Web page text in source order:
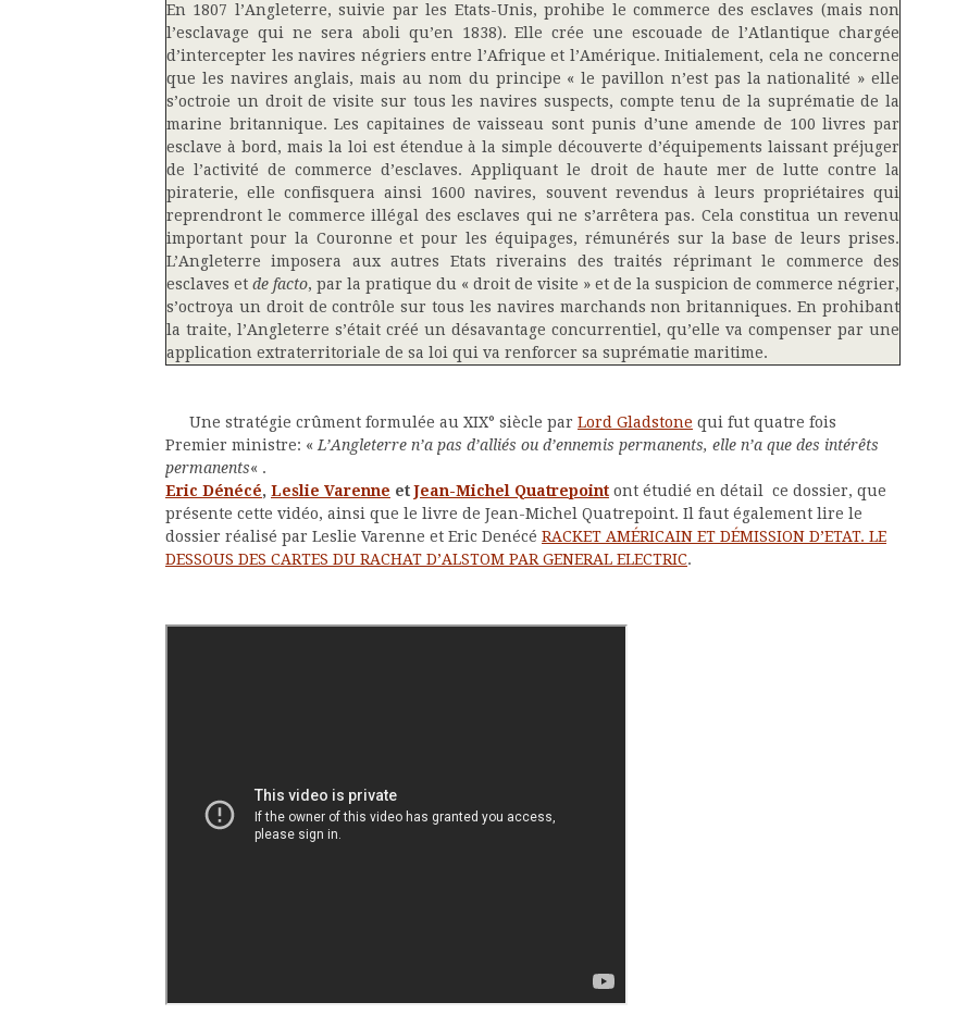
En 1807 l’Angleterre, suivie par les Etats-Unis, prohibe le commerce des esclaves (mais non
l’esclavage qui ne sera aboli qu’en 1838). Elle crée une escouade de l’Atlantique chargée
d’intercepter les navires négriers entre l’Afrique et l’Amérique. Initialement, cela ne concerne
que les navires anglais, mais au nom du principe « le pavillon n’est pas la nationalité » elle
s’octroie un droit de visite sur tous les navires suspects, compte tenu de la suprématie de la
marine britannique. Les capitaines de vaisseau sont punis d’une amende de 100 livres par
esclave à bord, mais la loi est étendue à la simple découverte d’équipements laissant préjuger
de l’activité de commerce d’esclaves. Appliquant le droit de haute mer de lutte contre la
piraterie, elle confisquera ainsi 1600 navires, souvent revendus à leurs propriétaires qui
reprendront le commerce illégal des esclaves qui ne s’arrêtera pas. Cela constitua un revenu
important pour la Couronne et pour les équipages, rémunérés sur la base de leurs prises.
L’Angleterre imposera aux autres Etats riverains des traités réprimant le commerce des
esclaves et de facto, par la pratique du « droit de visite » et de la suspicion de commerce négrier,
s’octroya un droit de contrôle sur tous les navires marchands non britanniques. En prohibant
la traite, l’Angleterre s’était créé un désavantage concurrentiel, qu’elle va compenser par une
application extraterritoriale de sa loi qui va renforcer sa suprématie maritime.
Une stratégie crûment formulée au XIX° siècle par Lord Gladstone qui fut quatre fois
Premier ministre: « L’Angleterre n’a pas d’alliés ou d’ennemis permanents, elle n’a que des intérêts
permanents« .
Eric Dénécé, Leslie Varenne etJean-Michel Quatrepoint ont étudié en détail ce dossier, que
présente cette vidéo, ainsi que le livre de Jean-Michel Quatrepoint. Il faut également lire le
dossier réalisé par Leslie Varenne et Eric Denécé RACKET AMÉRICAIN ET DÉMISSION D’ETAT. LE
DESSOUS DES CARTES DU RACHAT D’ALSTOM PAR GENERAL ELECTRIC.